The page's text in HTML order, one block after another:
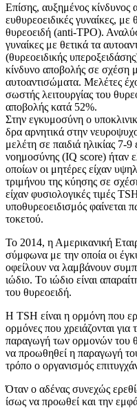
Επίσης, αυξημένος κίνδυνος
ευθυρεοειδικές γυναίκες, με
θυρεοειδή (anti-ΤΡΟ).
γυναίκες με θετικά τα
(θυρεοειδικής
κίνδυνο αποβολής σε σχέση
αυτοαντισώματα. Μελέτες
σωστής λειτουργίας του
αποβολής κατά 52%.
Στην εγκυμοσύνη ο
δρα αρνητικά στην
μελέτη σε παιδιά ηλικίας 7-
νοημοσύνης (IQ score) ήταν
οποίων οι μητέρες είχαν
τριμήνου της κύησης σε
είχαν φυσιολογικές τιμές
υποθυρεοειδισμός φαίνεται
τοκετού.
Το 2014, η Αμερικανική
σύμφωνα με την οποία οι
οφείλουν να λαμβάνουν
ιώδιο. Το ιώδιο είναι
του θυρεοειδή.
Η TSH είναι η ορμόνη που
ορμόνες που χρειάζονται
παραγωγή των ορμονών του
να προωθηθεί η παραγωγή
τρόπο ο οργανισμός
Όταν ο αδένας συνεχώς
ίσως να προωθεί και την